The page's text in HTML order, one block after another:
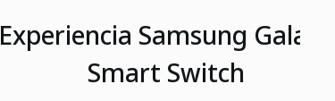
Experiencia Samsung Galaxy
Smart Switch